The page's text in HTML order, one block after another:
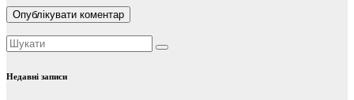
Недавні записи